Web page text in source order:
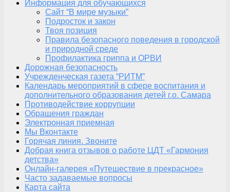
Информация для обучающихся
Сайт “В мире музыки”
Подросток и закон
Твоя позиция
Правила безопасного поведения в городской
и природной среде
Профилактика гриппа и ОРВИ
Дорожная безопасность
Учрежденческая газета “РИТМ”
Календарь мероприятий в сфере воспитания и
дополнительного образования детей г.о. Самара
Противодействие коррупции
Обращения граждан
Электронная приемная
Мы Вконтакте
Горячая линия. Звоните
Добрая книга отзывов о работе ЦДТ «Гармония
детства»
Онлайн-галерея «Путешествие в прекрасное»
Часто задаваемые вопросы
Карта сайта